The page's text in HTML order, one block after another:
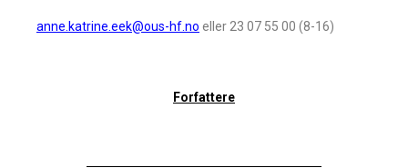
anne.katrine.eek@ous-hf.no eller 23 07 55 00 (8-16)
Forfattere